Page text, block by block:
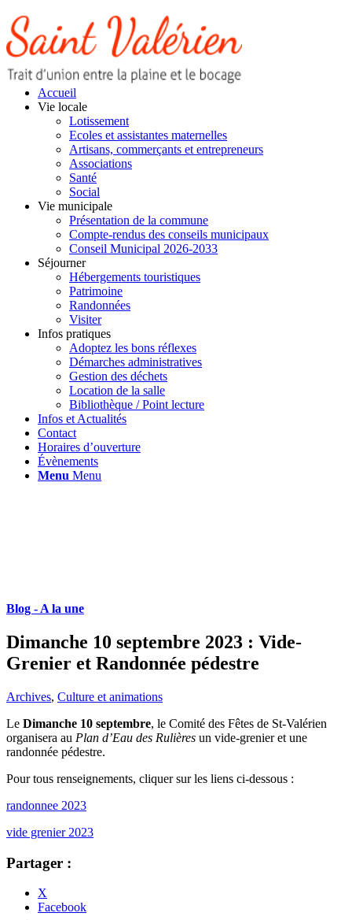
Accueil
Vie locale
Lotissement
Ecoles et assistantes maternelles
Artisans, commerçants et entrepreneurs
Associations
Santé
Social
Vie municipale
Présentation de la commune
Compte-rendus des conseils municipaux
Conseil Municipal 2026-2033
Séjourner
Hébergements touristiques
Patrimoine
Randonnées
Visiter
Infos pratiques
Adoptez les bons réflexes
Démarches administratives
Gestion des déchets
Location de la salle
Bibliothèque / Point lecture
Infos et Actualités
Contact
Horaires d’ouverture
Évènements
Menu Menu
Blog - A la une
Dimanche 10 septembre 2023 : Vide-
Grenier et Randonnée pédestre
Archives, Culture et animations
Le Dimanche 10 septembre, le Comité des Fêtes de St-Valérien
organisera au Plan d’Eau des Rulières un vide-grenier et une
randonnée pédestre.
Pour tous renseignements, cliquer sur les liens ci-dessous :
randonnee 2023
vide grenier 2023
Partager :
X
Facebook